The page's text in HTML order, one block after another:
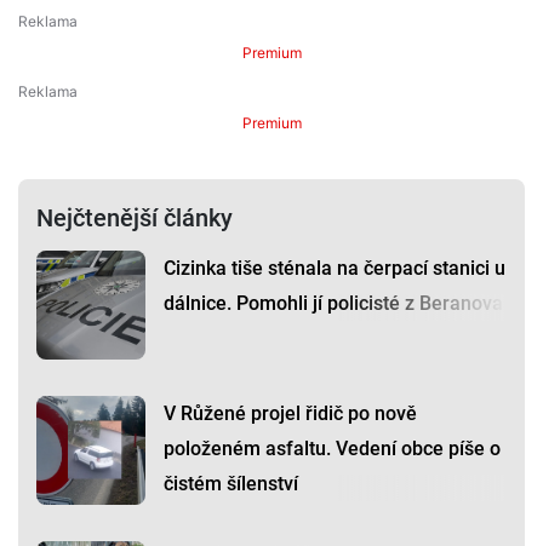
Premium
Premium
Nejčtenější články
Cizinka tiše sténala na čerpací stanici u
dálnice. Pomohli jí policisté z Beranova
V Růžené projel řidič po nově
položeném asfaltu. Vedení obce píše o
čistém šílenství